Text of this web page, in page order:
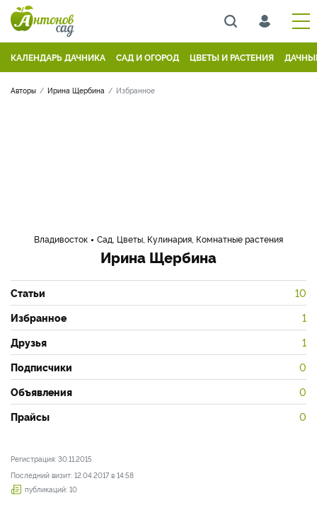
КАЛЕНДАРЬ ДАЧНИКА САД И ОГОРОД ЦВЕТЫ И РАСТЕНИЯ
Авторы Ирина Щербина Избранное
Владивосток Сад, Цветы, Кулинария, Комнатные растения
Ирина Щербина
Статьи 10
Избранное 1
Друзья 1
Подписчики 0
Объявления 0
Прайсы 0
Регистрация: 30.11.2015
Последний визит: 12.04.2017 в 14:58
публикаций: 10